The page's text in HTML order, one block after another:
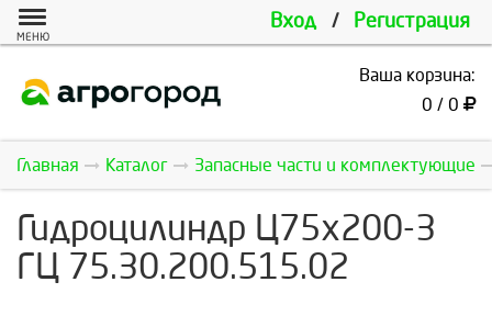
Вход / Регистрация
МЕНЮ
Ваша корзина:
0 / 0
Главная Каталог Запасные части и комплектующие
Гидроцилиндр Ц75х200-3
ГЦ 75.30.200.515.02